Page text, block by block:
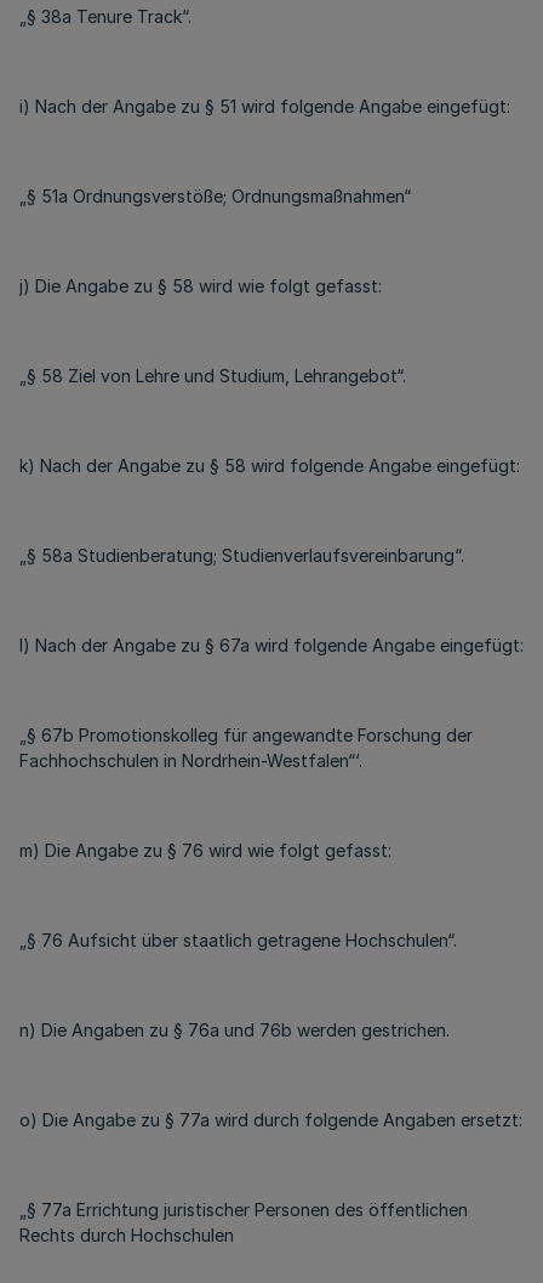
„§ 38a Tenure Track“.
i) Nach der Angabe zu § 51 wird folgende Angabe eingefügt:
„§ 51a Ordnungsverstöße; Ordnungsmaßnahmen“
j) Die Angabe zu § 58 wird wie folgt gefasst:
„§ 58 Ziel von Lehre und Studium, Lehrangebot“.
k) Nach der Angabe zu § 58 wird folgende Angabe eingefügt:
„§ 58a Studienberatung; Studienverlaufsvereinbarung“.
l) Nach der Angabe zu § 67a wird folgende Angabe eingefügt:
„§ 67b Promotionskolleg für angewandte Forschung der
Fachhochschulen in Nordrhein-Westfalen“‘.
m) Die Angabe zu § 76 wird wie folgt gefasst:
„§ 76 Aufsicht über staatlich getragene Hochschulen“.
n) Die Angaben zu § 76a und 76b werden gestrichen.
o) Die Angabe zu § 77a wird durch folgende Angaben ersetzt:
„§ 77a Errichtung juristischer Personen des öffentlichen
Rechts durch Hochschulen